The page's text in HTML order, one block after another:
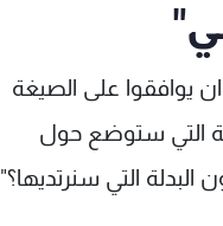
تأكيده أن "وزراء 14 آذار لا يمكن ان يوافقوا على الصيغة
التي ستوضع حول
التي سنرتديها؟"